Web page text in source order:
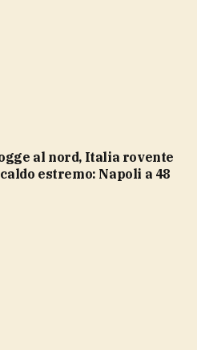
estremo: Napoli a 48